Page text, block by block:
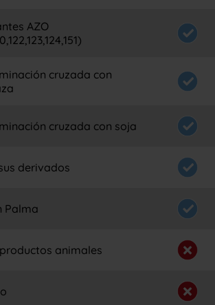
AZO
cruzada con
cruzada con soja
derivados
Palma
animales